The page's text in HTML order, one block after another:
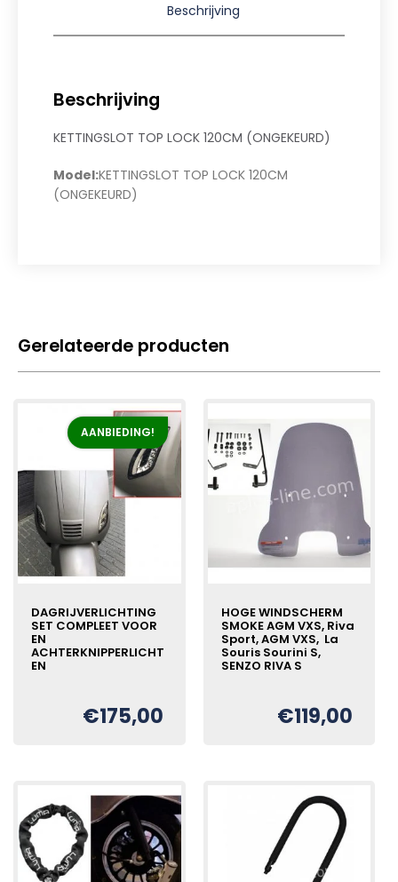
Beschrijving
Beschrijving
KETTINGSLOT TOP LOCK 120CM (ONGEKEURD)
Model:KETTINGSLOT TOP LOCK 120CM
(ONGEKEURD)
Gerelateerde producten
AANBIEDING!
DAGRIJVERLICHTING
SET COMPLEET VOOR
EN
ACHTERKNIPPERLICHT
EN
Oorspronkelijke
€175,00
Huidige
HOGE WINDSCHERM
SMOKE AGM VXS, Riva
Sport, AGM VXS, La
Souris Sourini S,
SENZO RIVA S
€119,00